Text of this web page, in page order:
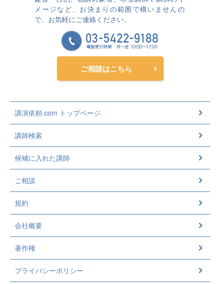
メージなど、お決まりの範囲で構いませんの
で、お気軽にご連絡ください。
ご相談はこちら
講演依頼.com トップページ
講師検索
候補に入れた講師
ご相談
規約
会社概要
著作権
プライバシーポリシー